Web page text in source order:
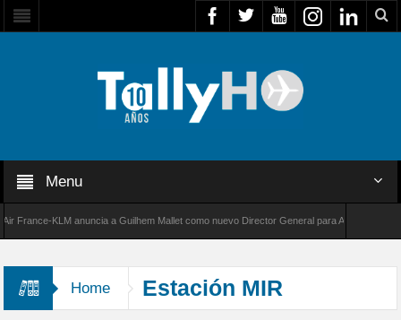
Menu
KLM anuncia a Guilhem Mallet como nuevo Director General para América Latina
Home Estación MIR